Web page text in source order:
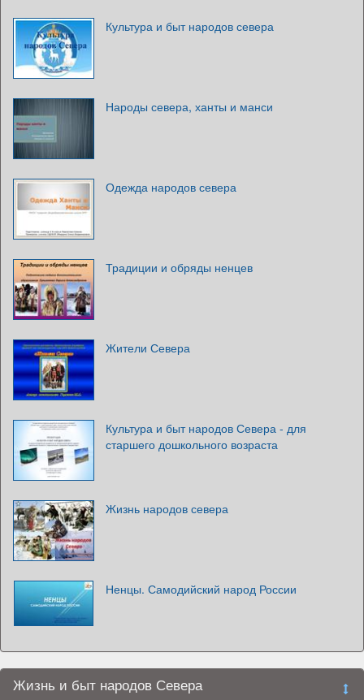
Культура и быт народов севера
Народы севера, ханты и манси
Одежда народов севера
Традиции и обряды ненцев
Жители Севера
Культура и быт народов Севера - для
старшего дошкольного возраста
Жизнь народов севера
Ненцы. Самодийский народ России
Жизнь и быт народов Севера